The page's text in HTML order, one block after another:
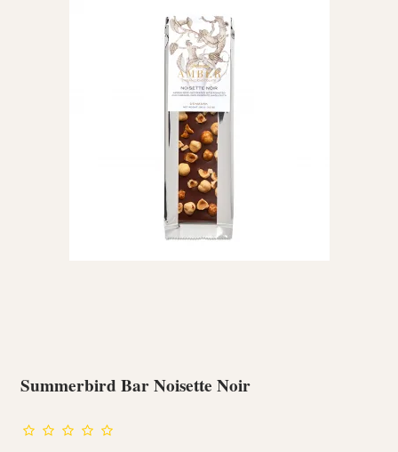
Summerbird Bar Noisette Noir